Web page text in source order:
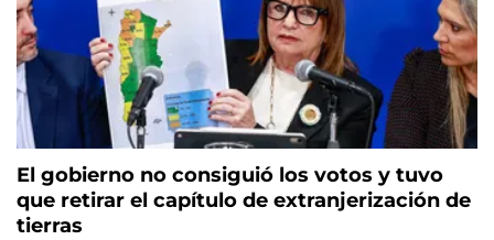
El gobierno no consiguió los votos y tuvo
que retirar el capítulo de extranjerización de
tierras